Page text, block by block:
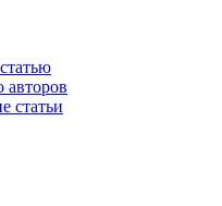
статьи